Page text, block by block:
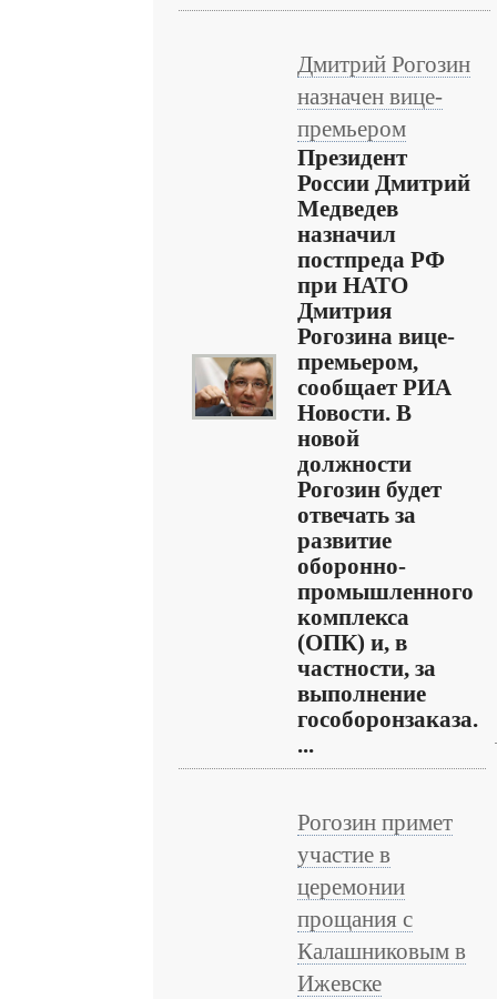
Дмитрий Рогозин
назначен вице-
премьером
Президент
России Дмитрий
Медведев
назначил
постпреда РФ
при НАТО
Дмитрия
Рогозина вице-
премьером,
сообщает РИА
Новости. В
новой
должности
Рогозин будет
отвечать за
развитие
оборонно-
промышленного
комплекса
(ОПК) и, в
частности, за
выполнение
гособоронзаказа.
...
Рогозин примет
участие в
церемонии
прощания с
Калашниковым в
Ижевске